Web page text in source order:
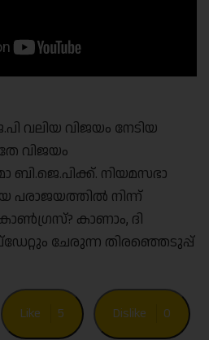
വലിയ വിജയം നേടിയ
വിജയം
നിയമസഭാ
പരാജയത്തിൽ നിന്ന്
കാണാം, ദി
ചേരുന്ന തിരഞ്ഞെടുപ്പ്
Like 5 Dislike 0